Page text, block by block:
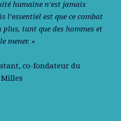
humaine n’est jamais
l’essentiel est que ce combat
tant que des hommes et
mener. »
co-fondateur du